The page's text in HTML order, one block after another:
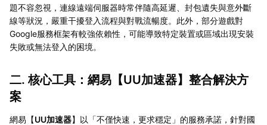
題不容忽視，連線遠端伺服器時常伴隨高延遲、封包遺失與意外斷
線等狀況，嚴重干擾登入流程與對戰流暢度。此外，部分遊戲對
Google服務框架有較強依賴性，可能導致特定裝置或區域出現安裝
失敗或無法登入的困境。
二. 核心工具：網易【UU加速器】整合解決方
案
網易【UU加速器】以「不僅快速，更求穩定」的服務承諾，針對國